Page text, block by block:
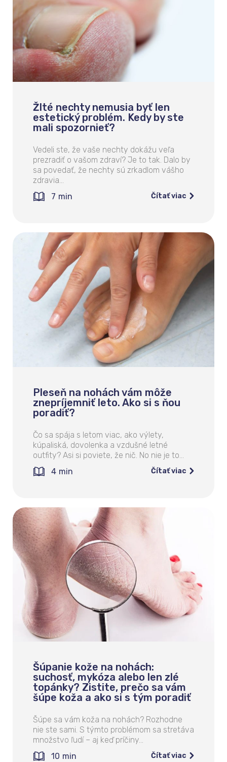
Žlté nechty nemusia byť len
estetický problém. Kedy by ste
mali spozornieť?
Vedeli ste, že vaše nechty dokážu veľa
prezradiť o vašom zdraví? Je to tak. Dalo by
sa povedať, že nechty sú zrkadlom vášho
zdravia…
7 min Čítať viac
Pleseň na nohách vám môže
znepríjemniť leto. Ako si s ňou
poradiť?
Čo sa spája s letom viac, ako výlety,
kúpaliská, dovolenka a vzdušné letné
outfity? Asi si poviete, že nič. No nie je to…
4 min Čítať viac
Šúpanie kože na nohách:
suchosť, mykóza alebo len zlé
topánky? Zistite, prečo sa vám
šúpe koža a ako si s tým poradiť
Šúpe sa vám koža na nohách? Rozhodne
nie ste sami. S týmto problémom sa stretáva
množstvo ľudí – aj keď príčiny…
10 min Čítať viac